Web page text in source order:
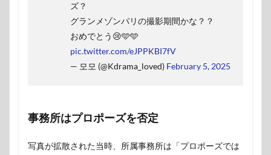
ズ？
グランメゾンパリの撮影期間かな？？
おめでとう😢🩵🩵
pic.twitter.com/eJPPKBI7fV
— 모모 (@Kdrama_loved) February 5, 2025
事務所はプロポーズを否定
写真が拡散された当時、所属事務所は「プロポーズでは